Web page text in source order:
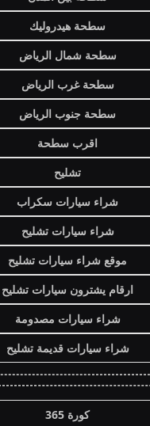
سطحة هيدروليك
سطحة شمال الرياض
سطحة غرب الرياض
سطحة جنوب الرياض
اقرب سطحة
تشليح
شراء سيارات سكراب
شراء سيارات تشليح
موقع شراء سيارات تشليح
ارقام يشترون سيارات تشليح
شراء سيارات مصدومة
شراء سيارات قديمة تشليح
كورة 365